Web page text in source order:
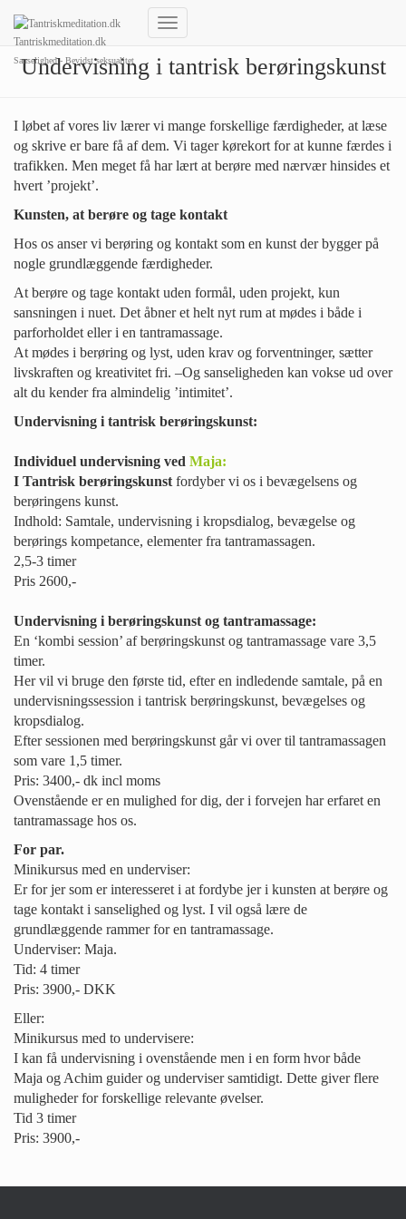
Tantriskmeditation.dk
Sanselighed - Bevidst seksualitet
Skift
navigation
Undervisning i tantrisk berøringskunst
I løbet af vores liv lærer vi mange forskellige færdigheder, at læse
og skrive er bare få af dem. Vi tager kørekort for at kunne færdes i
trafikken. Men meget få har lært at berøre med nærvær hinsides et
hvert ’projekt’.
Kunsten, at berøre og tage kontakt
Hos os anser vi berøring og kontakt som en kunst der bygger på
nogle grundlæggende færdigheder.
At berøre og tage kontakt uden formål, uden projekt, kun
sansningen i nuet. Det åbner et helt nyt rum at mødes i både i
parforholdet eller i en tantramassage.
At mødes i berøring og lyst, uden krav og forventninger, sætter
livskraften og kreativitet fri. –Og sanseligheden kan vokse ud over
alt du kender fra almindelig ’intimitet’.
Undervisning i tantrisk berøringskunst:
Individuel undervisning ved Maja:
I Tantrisk berøringskunst fordyber vi os i bevægelsens og
berøringens kunst.
Indhold: Samtale, undervisning i kropsdialog, bevægelse og
berørings kompetance, elementer fra tantramassagen.
2,5-3 timer
Pris 2600,-
Undervisning i berøringskunst og tantramassage:
En ‘kombi session’ af berøringskunst og tantramassage vare 3,5
timer.
Her vil vi bruge den første tid, efter en indledende samtale, på en
undervisningssession i tantrisk berøringskunst, bevægelses og
kropsdialog.
Efter sessionen med berøringskunst går vi over til tantramassagen
som vare 1,5 timer.
Pris: 3400,- dk incl moms
Ovenstående er en mulighed for dig, der i forvejen har erfaret en
tantramassage hos os.
For par.
Minikursus med en underviser:
Er for jer som er interesseret i at fordybe jer i kunsten at berøre og
tage kontakt i sanselighed og lyst. I vil også lære de
grundlæggende rammer for en tantramassage.
Underviser: Maja.
Tid: 4 timer
Pris: 3900,- DKK
Eller:
Minikursus med to undervisere:
I kan få undervisning i ovenstående men i en form hvor både
Maja og Achim guider og underviser samtidigt. Dette giver flere
muligheder for forskellige relevante øvelser.
Tid 3 timer
Pris: 3900,-